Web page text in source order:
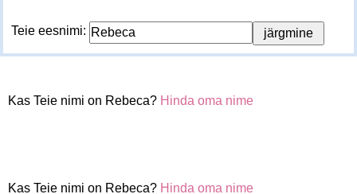
Teie eesnimi:
Kas Teie nimi on Rebeca? Hinda oma nime
Kas Teie nimi on Rebeca? Hinda oma nime